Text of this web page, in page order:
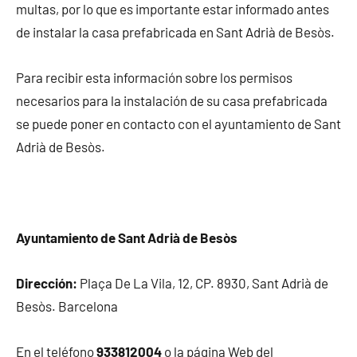
multas, por lo que es importante estar informado antes
de instalar la casa prefabricada en Sant Adrià de Besòs.
Para recibir esta información sobre los permisos
necesarios para la instalación de su casa prefabricada
se puede poner en contacto con el ayuntamiento de Sant
Adrià de Besòs.
Ayuntamiento de Sant Adrià de Besòs
Dirección: Plaça De La Vila, 12, CP. 8930, Sant Adrià de
Besòs. Barcelona
En el teléfono933812004 o la página Web del